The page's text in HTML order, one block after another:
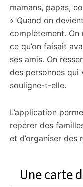
mamans, papas,
« Quand on
complètement.
ce qu’on faisait
ses amis. On
des personnes qui
souligne-t-elle.
L’application
repérer des
et d’organiser des
Une carte